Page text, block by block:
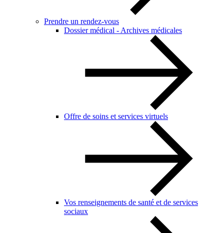
Prendre un rendez-vous
Dossier médical - Archives médicales
Offre de soins et services virtuels
Vos renseignements de santé et de services
sociaux